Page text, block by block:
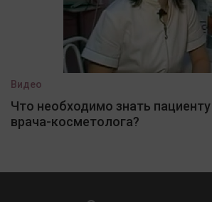
Видео
Что необходимо знать
врача-косметолога?